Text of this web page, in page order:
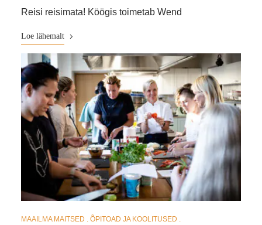
Reisi reisimata! Köögis toimetab Wend
Loe lähemalt
MAAILMA MAITSED
ÕPITOAD JA KOOLITUSED